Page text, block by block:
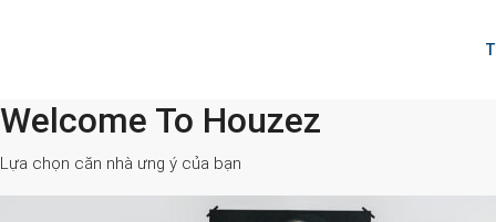
Welcome To Houzez
Lựa chọn căn nhà ưng ý của bạn